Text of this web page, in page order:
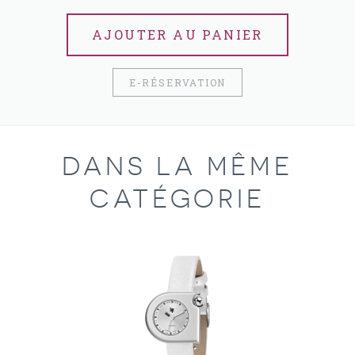
AJOUTER AU PANIER
E-RÉSERVATION
DANS LA MÊME
CATÉGORIE